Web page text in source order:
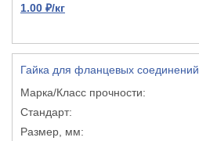
1.00 ₽/кг
Гайка для фланцевых соединений